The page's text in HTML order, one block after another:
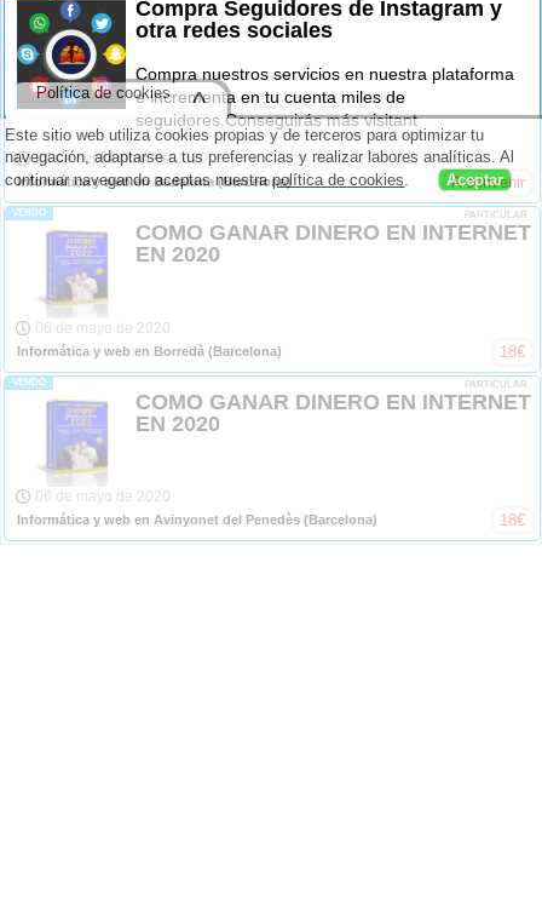
Compra Seguidores de Instagram y
otra redes sociales
Compra nuestros servicios en nuestra plataforma
e incrementa en tu cuenta miles de
seguidores.Conseguirás más visitant
06 de septiembre de 2020
Informática y web en Badalona(Barcelona) A convenir
-VENDO- PARTICULAR
COMO GANAR DINERO EN INTERNET
EN 2020
06 de mayo de 2020
Informática y web en Borredà (Barcelona) 18€
-VENDO- PARTICULAR
COMO GANAR DINERO EN INTERNET
EN 2020
06 de mayo de 2020
Informática y web en Avinyonet del Penedès (Barcelona) 18€
Este sitio web utiliza cookies propias y de terceros para optimizar tu
navegación, adaptarse a tus preferencias y realizar labores analíticas. Al
continuar navegando aceptas nuestrapolítica de cookies Aceptar
Política de cookies ^